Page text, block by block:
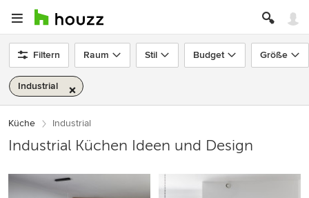
Filtern Raum Stil Budget Größe
Industrial
Küche Industrial
Industrial Küchen Ideen und Design